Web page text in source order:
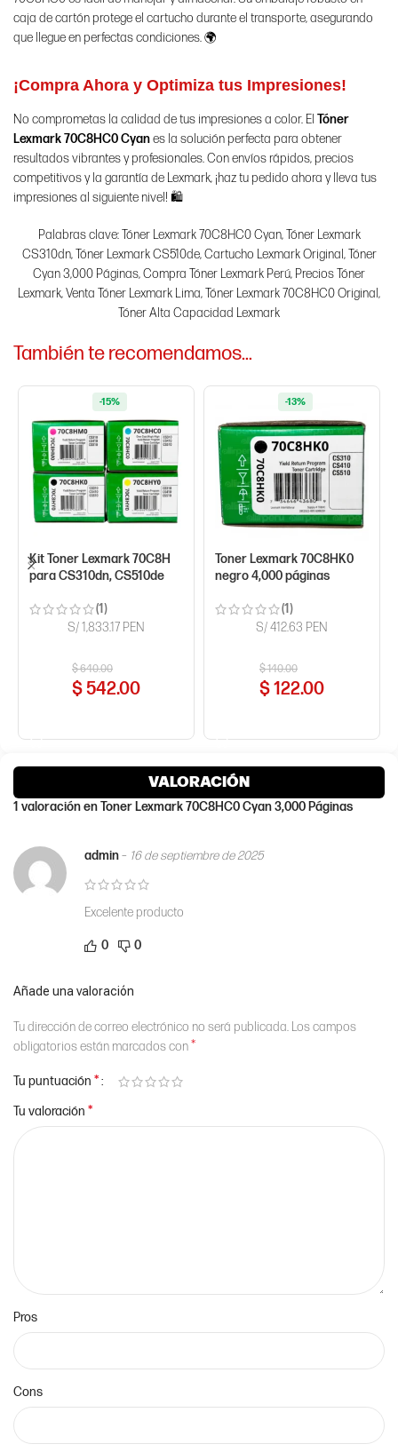
caja de cartón protege el cartucho durante el transporte, asegurando
que llegue en perfectas condiciones. 🌍
¡Compra Ahora y Optimiza tus Impresiones!
No comprometas la calidad de tus impresiones a color. El Tóner
Lexmark 70C8HC0 Cyanes la solución perfecta para obtener
resultados vibrantes y profesionales. Con envíos rápidos, precios
competitivos y la garantía de Lexmark, ¡haz tu pedido ahora y lleva tus
impresiones al siguiente nivel! 🛍️
Palabras clave: Tóner Lexmark 70C8HC0 Cyan, Tóner Lexmark
CS310dn, Tóner Lexmark CS510de, Cartucho Lexmark Original, Tóner
Cyan 3,000 Páginas, Compra Tóner Lexmark Perú, Precios Tóner
Lexmark, Venta Tóner Lexmark Lima, Tóner Lexmark 70C8HC0 Original,
Tóner Alta Capacidad Lexmark
También te recomendamos…
Kit Toner Lexmark 70C8H
para CS310dn, CS510de
(1)
$640.00
$542.00
-15%
S/ 1,833.17 PEN
Toner Lexmark 70C8HK0
negro 4,000 páginas
(1)
$140.00
$122.00
-13%
S/ 412.63 PEN
VALORACIÓN
1 valoración enToner Lexmark 70C8HC0 Cyan 3,000 Páginas
admin– 16 de septiembre de 2025
Excelente producto
0 0
Añade una valoración
Tu dirección de correo electrónico no será publicada. Los campos
obligatorios están marcados con*
Tu puntuación *
Tu valoración *
Pros
Cons